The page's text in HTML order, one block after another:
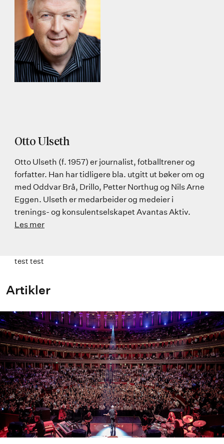
Otto Ulseth
Otto Ulseth (f. 1957) er journalist, fotballtrener og
forfatter. Han har tidligere bla. utgitt ut bøker om og
med Oddvar Brå, Drillo, Petter Northug og Nils Arne
Eggen. Ulseth er medarbeider og medeier i
trenings- og konsulentselskapet Avantas Aktiv.
Les mer
test test
Artikler